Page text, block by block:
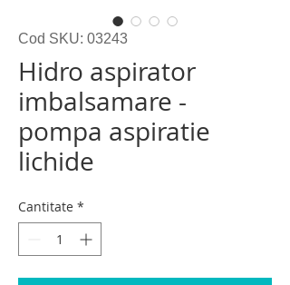
Cod SKU: 03243
Hidro aspirator
imbalsamare -
pompa aspiratie
lichide
Cantitate *